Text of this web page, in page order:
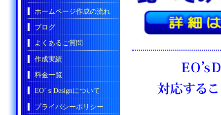
ホームページ作成の流れ
ブログ
よくあるご質問
作成実績
料金一覧
EO’ｓDesignについて
プライバシーポリシー